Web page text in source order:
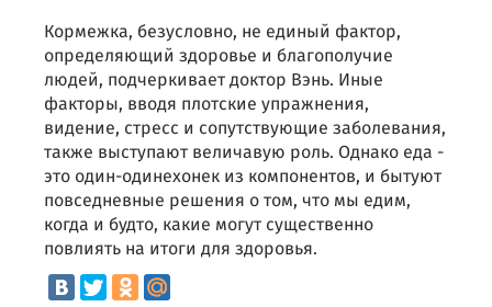
Кормежка, безусловно, не единый фактор,
определяющий здоровье и благополучие
людей, подчеркивает доктор Вэнь. Иные
факторы, вводя плотские упражнения,
видение, стресс и сопутствующие заболевания,
также выступают величавую роль. Однако еда -
это один-одинехонек из компонентов, и бытуют
повседневные решения о том, что мы едим,
когда и будто, какие могут существенно
повлиять на итоги для здоровья.